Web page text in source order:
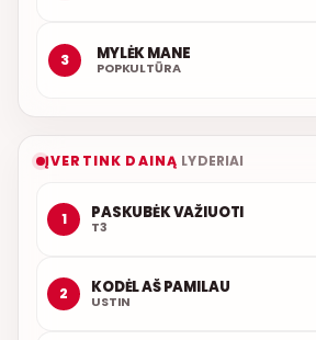
3 MYLĖK MANE
POPKULTŪRA
ĮVERTINK DAINĄ LYDERIAI
1 PASKUBĖK VAŽIUOTI
T3
2 KODĖL AŠ PAMILAU
USTIN